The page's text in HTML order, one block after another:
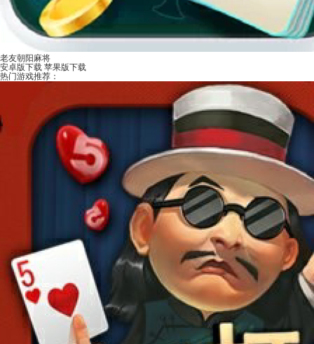
老友朝阳麻将
安卓版下载 苹果版下载
热门游戏推荐：